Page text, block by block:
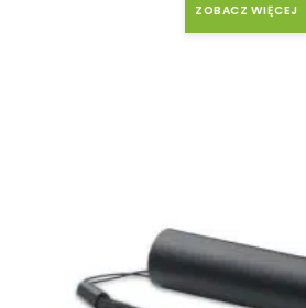
ZOBACZ WIĘCEJ